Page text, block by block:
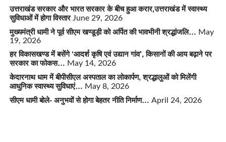
उत्तराखंड सरकार और भारत सरकार के बीच हुआ करार,उत्तराखंड में स्वास्थ्य
सुविधाओं में होगा विस्तार June 29, 2026
मुख्यमंत्री धामी ने पूर्व सीएम खण्डूड़ी को अर्पित की भावभीनी श्रद्धांजलि… May
19, 2026
हर विकासखण्ड में बसेंगे ‘आदर्श कृषि एवं उद्यान गांव’, किसानों की आय बढ़ाने पर
सरकार का फोकस… May 14, 2026
केदारनाथ धाम में बीपीसीएल अस्पताल का लोकार्पण, श्रद्धालुओं को मिलेंगी
आधुनिक स्वास्थ्य सुविधाएं… May 8, 2026
सीएम धामी बोले- अनुभवों से होगा बेहतर नीति निर्माण… April 24, 2026